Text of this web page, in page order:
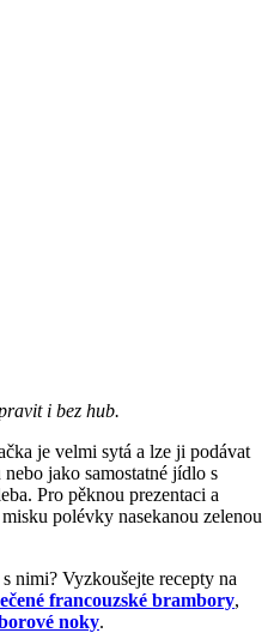
i bez hub.
je velmi sytá a lze ji podávat
jako samostatné jídlo s
Pro pěknou prezentaci a
polévky nasekanou zelenou
nimi? Vyzkoušejte recepty na
francouzské brambory,
noky.